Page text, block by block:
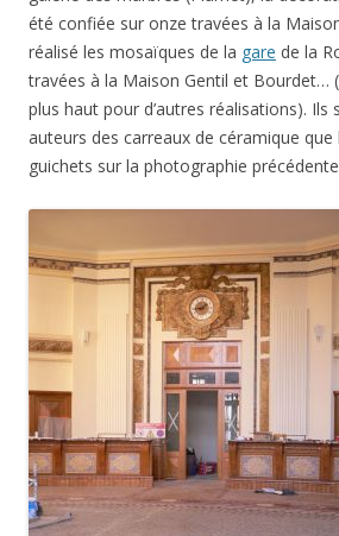
besoins de leur bureau de poste qui
supermarché bourré d’automates et où
trouver quelqu’un pour poster une lettre
timbres (en tout cas, c’est le cas dans